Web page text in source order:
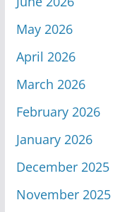
May 2026
April 2026
March 2026
February 2026
January 2026
December 2025
November 2025